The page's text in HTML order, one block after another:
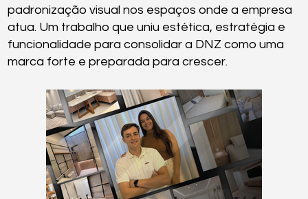
padronização visual nos espaços onde a empresa
atua. Um trabalho que uniu estética, estratégia e
funcionalidade para consolidar a DNZ como uma
marca forte e preparada para crescer.